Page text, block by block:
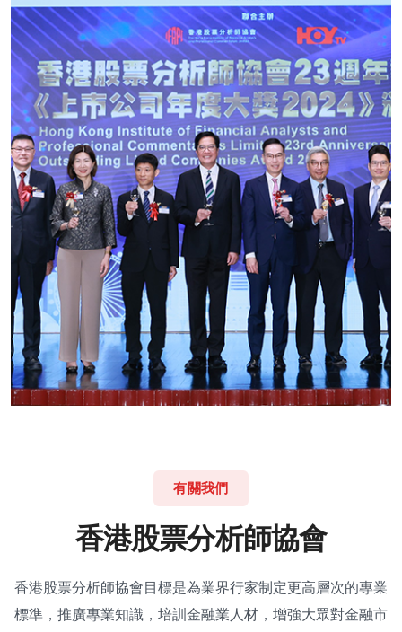
有關我們
香港股票分析師協會
香港股票分析師協會目標是為業界行家制定更高層次的專業
標準，推廣專業知識，培訓金融業人材，增強大眾對金融市